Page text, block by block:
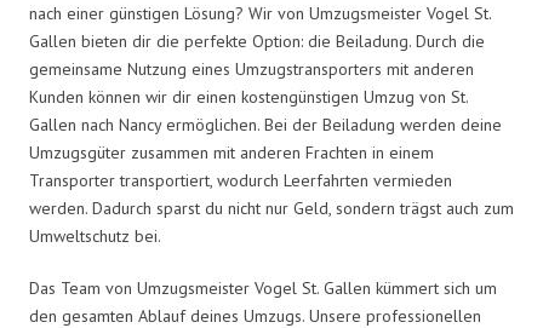
nach einer günstigen Lösung? Wir von Umzugsmeister Vogel St.
Gallen bieten dir die perfekte Option: die Beiladung. Durch die
gemeinsame Nutzung eines Umzugstransporters mit anderen
Kunden können wir dir einen kostengünstigen Umzug von St.
Gallen nach Nancy ermöglichen. Bei der Beiladung werden deine
Umzugsgüter zusammen mit anderen Frachten in einem
Transporter transportiert, wodurch Leerfahrten vermieden
werden. Dadurch sparst du nicht nur Geld, sondern trägst auch zum
Umweltschutz bei.
Das Team von Umzugsmeister Vogel St. Gallen kümmert sich um
den gesamten Ablauf deines Umzugs. Unsere professionellen